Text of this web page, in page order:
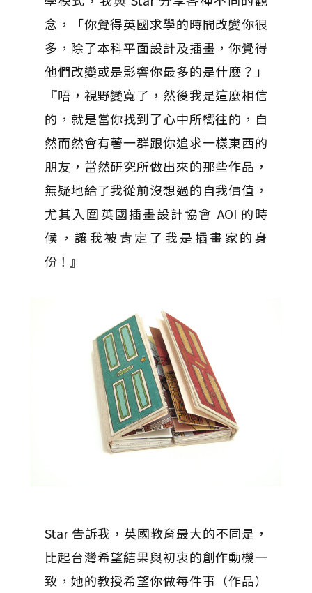
念，「你覺得英國求學的時間改變你很
多，除了本科平面設計及插畫，你覺得
他們改變或是影響你最多的是什麼？」
『唔，視野變寬了，然後我是這麼相信
的，就是當你找到了心中所嚮往的，自
然而然會有著一群跟你追求一樣東西的
朋友，當然研究所做出來的那些作品，
無疑地給了我從前沒想過的自我價值，
尤其入圍英國插畫設計協會 AOI 的時
候，讓我被肯定了我是插畫家的身
份！』
Star 告訴我，英國教育最大的不同是，
比起台灣希望結果與初衷的創作動機一
致，她的教授希望你做每件事（作品）